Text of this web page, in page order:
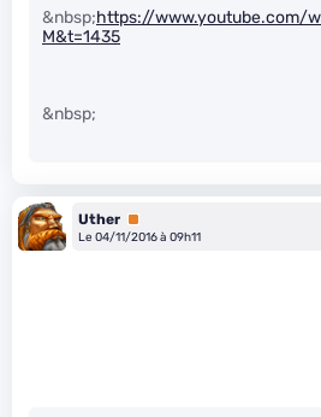
&nbsp;https://www.youtube.com/
M&t=1435
&nbsp;
Uther Premium
Le 04/11/2016 à 09h11